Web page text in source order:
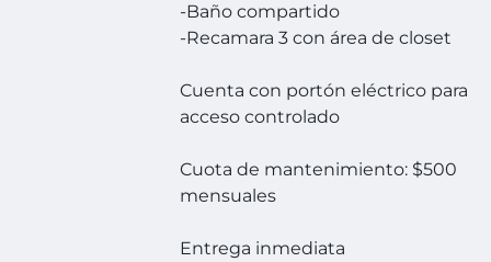
-Baño compartido
-Recamara 3 con área de closet
Cuenta con portón eléctrico para
acceso controlado
Cuota de mantenimiento: $500
mensuales
Entrega inmediata